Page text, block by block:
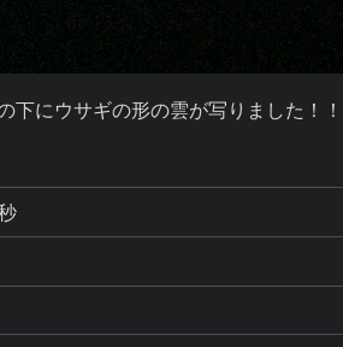
にウサギの形の雲が写りました！！